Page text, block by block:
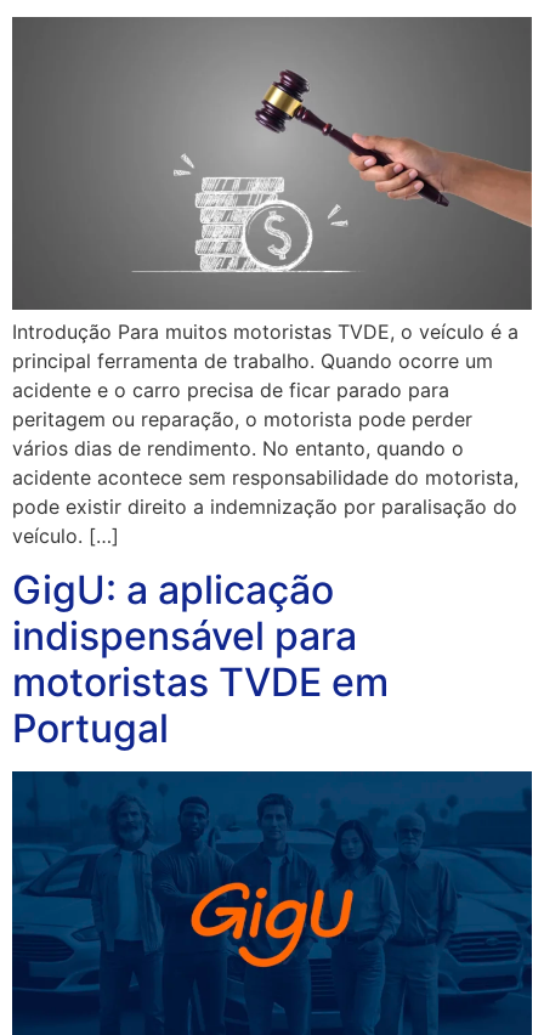
Introdução Para muitos motoristas TVDE, o veículo é a
principal ferramenta de trabalho. Quando ocorre um
acidente e o carro precisa de ficar parado para
peritagem ou reparação, o motorista pode perder
vários dias de rendimento. No entanto, quando o
acidente acontece sem responsabilidade do motorista,
pode existir direito a indemnização por paralisação do
veículo. […]
GigU: a aplicação
indispensável para
motoristas TVDE em
Portugal